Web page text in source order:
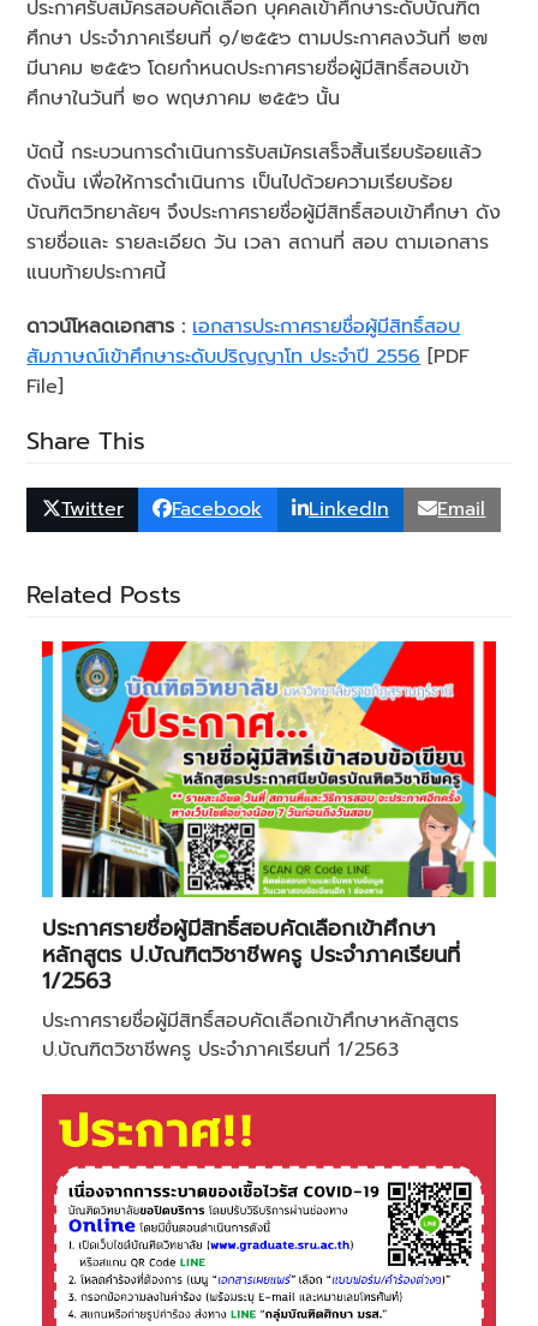
ประกาศรับสมัครสอบคัดเลือก บุคคลเข้าศึกษาระดับบัณฑิต
ศึกษา ประจําภาคเรียนที่ ๑/๒๕๕๖ ตามประกาศลงวันที่ ๒๗
มีนาคม ๒๕๕๖ โดยกําหนดประกาศรายชื่อผู้มีสิทธิ์สอบเข้า
ศึกษาในวันที่ ๒๐ พฤษภาคม ๒๕๕๖ นั้น
บัดนี้ กระบวนการดําเนินการรับสมัครเสร็จสิ้นเรียบร้อยแล้ว
ดังนั้น เพื่อให้การดําเนินการ เป็นไปด้วยความเรียบร้อย
บัณฑิตวิทยาลัยฯ จึงประกาศรายชื่อผู้มีสิทธิ์สอบเข้าศึกษา ดัง
รายชื่อและ รายละเอียด วัน เวลา สถานที่ สอบ ตามเอกสาร
แนบท้ายประกาศนี้
ดาวน์โหลดเอกสาร : เอกสารประกาศรายชื่อผู้มีสิทธิ์สอบ
สัมภาษณ์เข้าศึกษาระดับปริญญาโท ประจำปี 2556 [PDF
File]
Share This
Twitter Facebook LinkedIn Email
Related Posts
ประกาศรายชื่อผู้มีสิทธิ์สอบคัดเลือกเข้าศึกษา
หลักสูตร ป.บัณฑิตวิชาชีพครู ประจำภาคเรียนที่
1/2563
ประกาศรายชื่อผู้มีสิทธิ์สอบคัดเลือกเข้าศึกษาหลักสูตร
ป.บัณฑิตวิชาชีพครู ประจำภาคเรียนที่ 1/2563